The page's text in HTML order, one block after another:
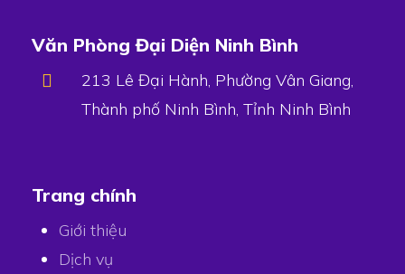
Văn Phòng Đại Diện Ninh Bình
213 Lê Đại Hành, Phường Vân Giang,
Thành phố Ninh Bình, Tỉnh Ninh Bình
Trang chính
Giới thiệu
Dịch vụ